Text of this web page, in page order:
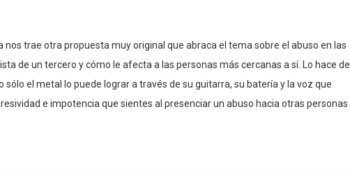
nos trae otra propuesta muy original que abraca el tema sobre el abuso en las
de un tercero y cómo le afecta a las personas más cercanas a sí. Lo hace de
el metal lo puede lograr a través de su guitarra, su batería y la voz que
e impotencia que sientes al presenciar un abuso hacia otras personas